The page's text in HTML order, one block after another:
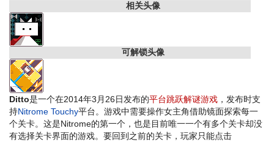
相关头像
可解锁头像
Ditto是一个在2014年3月26日发布的平台跳跃解谜游戏 ，发布时支
持Nitrome Touchy平台。游戏中需要操作女主角借助镜面探索每一
个关卡。这是Nitrome的第一个，也是目前唯一一个有多个关卡却没
有选择关卡界面的游戏。要回到之前的关卡，玩家只能点击